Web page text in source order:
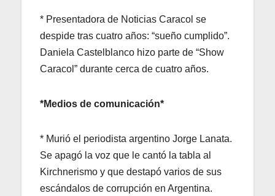
* Presentadora de Noticias Caracol se
despide tras cuatro años: “sueño cumplido”.
Daniela Castelblanco hizo parte de “Show
Caracol” durante cerca de cuatro años.
*Medios de comunicación*
* Murió el periodista argentino Jorge Lanata.
Se apagó la voz que le cantó la tabla al
Kirchnerismo y que destapó varios de sus
escándalos de corrupción en Argentina.